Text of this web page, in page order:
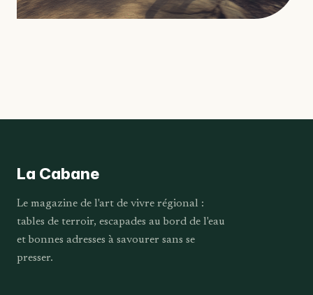
La Cabane
Le magazine de l'art de vivre régional :
tables de terroir, escapades au bord de l'eau
et bonnes adresses à savourer sans se
presser.